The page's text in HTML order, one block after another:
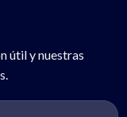
útil y nuestras